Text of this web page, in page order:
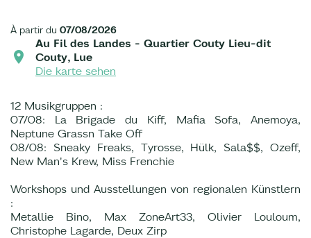
À partir du 07/08/2026
Au Fil des Landes - Quartier Couty Lieu-dit
Couty, Lue
Die karte sehen
12 Musikgruppen :
07/08: La Brigade du Kiff, Mafia Sofa, Anemoya,
Neptune Grassn Take Off
08/08: Sneaky Freaks, Tyrosse, Hülk, Sala$$, Ozeff,
New Man's Krew, Miss Frenchie
Workshops und Ausstellungen von regionalen Künstlern
:
Metallie Bino, Max ZoneArt33, Olivier Louloum,
Christophe Lagarde, Deux Zirp